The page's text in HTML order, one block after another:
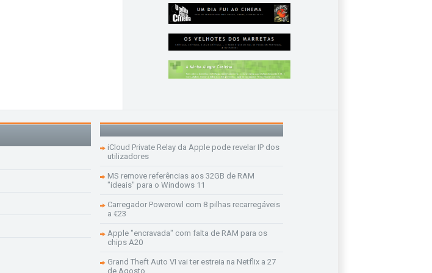
iCloud Private Relay da Apple pode revelar IP dos
utilizadores
MS remove referências aos 32GB de RAM
"ideais" para o Windows 11
Carregador Powerowl com 8 pilhas recarregáveis
a €23
Apple "encravada" com falta de RAM para os
chips A20
Grand Theft Auto VI vai ter estreia na Netflix a 27
de Agosto